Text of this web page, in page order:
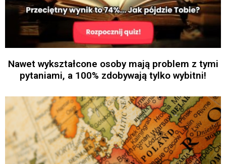
Nawet wykształcone osoby mają problem z tymi
pytaniami, a 100% zdobywają tylko wybitni!